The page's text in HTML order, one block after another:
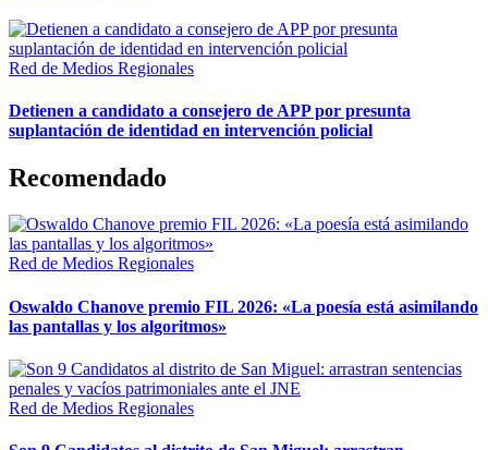
Red de Medios Regionales
Detienen a candidato a consejero de APP por presunta
suplantación de identidad en intervención policial
Recomendado
Red de Medios Regionales
Oswaldo Chanove premio FIL 2026: «La poesía está asimilando
las pantallas y los algoritmos»
Red de Medios Regionales